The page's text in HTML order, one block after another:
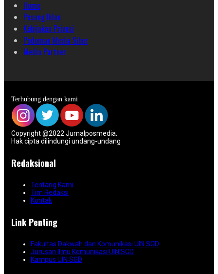
Home
Pasang Iklan
Kebijakan Privasi
Pedoman Media Siber
Media Partner
Terhubung dengan kami
Copyright @2022 Jurnalposmedia.
Hak cipta dilindungi undang-undang
Redaksional
Tentang Kami
Tim Redaksi
Kontak
Link Penting
Fakultas Dakwah dan Komunikasi UIN SGD
Jurusan Ilmu Komunikasi UIN SGD
Kampus UIN SGD